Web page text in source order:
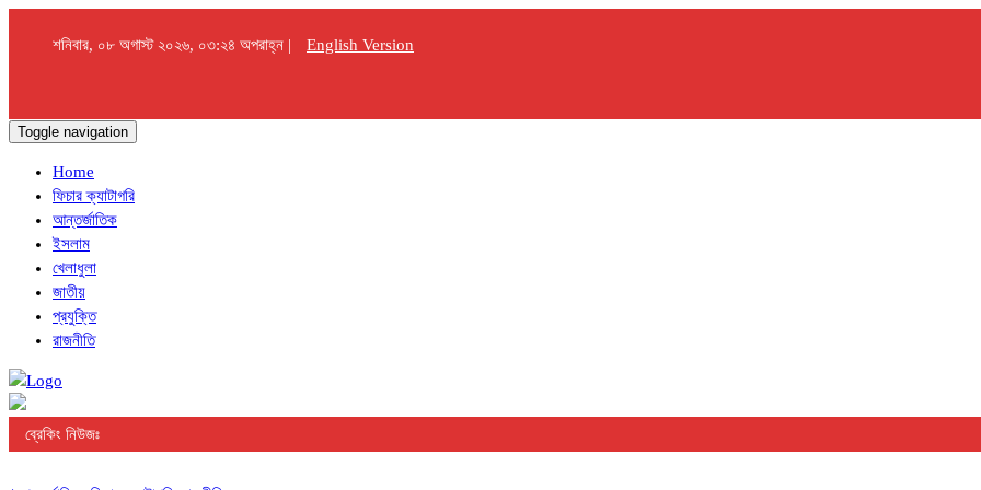
শনিবার, ০৮ অগাস্ট ২০২৬, ০৩:২৪ অপরাহ্ন | English Version
Toggle navigation
Home
ফিচার ক্যাটাগরি
আন্তর্জাতিক
ইসলাম
খেলাধুলা
জাতীয়
প্রযুক্তি
রাজনীতি
ব্রেকিং নিউজঃ